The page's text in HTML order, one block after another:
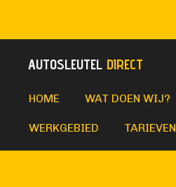
direct
naarAUTOSLEUTEL DIRECT
HOME WAT DOEN WIJ?
WERKGEBIED TARIEVEN